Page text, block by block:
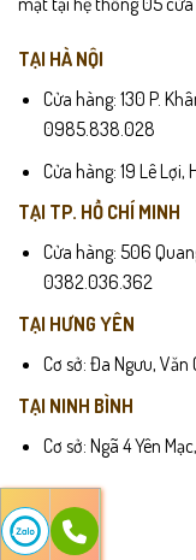
Từ đi làm, gặp gỡ khách
đảm bảo bạn luôn xuất
mà không hề cầu kỳ.
đồ.
Hướng dẫn chọn
Chọn theo chiều cao
TẠI HÀ NỘI
Cửa hàng: 130 P.
0985.838.028
Cửa hàng: 19 Lê
TẠI TP. HỒ CHÍ MINH
Cửa hàng: 506
0382.036.362
TẠI HƯNG YÊN
Cơ sở: Đa Ngưu,
TẠI NINH BÌNH
Cơ sở: Ngã 4 Yên